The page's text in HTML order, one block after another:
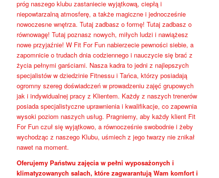
próg naszego klubu zastaniecie wyjątkową, ciepłą i
niepowtarzalną atmosferę, a także magiczne i jednocześnie
nowoczesne wnętrza. Tutaj zadbasz o formę! Tutaj zadbasz o
równowagę! Tutaj poznasz nowych, miłych ludzi i nawiążesz
nowe przyjaźnie! W Fit For Fun nabierzecie pewności siebie, a
zapomnicie o trudach dnia codziennego i nauczycie się brać z
życia pełnymi garściami. Nasza kadra to jedni z najlepszych
specjalistów w dziedzinie Fitnessu i Tańca, którzy posiadają
ogromny szereg doświadczeń w prowadzeniu zajęć grupowych
jak i indywidualnej pracy z Klientem. Każdy z naszych trenerów
posiada specjalistyczne uprawnienia i kwalifikacje, co zapewnia
wysoki poziom naszych usług. Pragniemy, aby każdy klient Fit
For Fun czuł się wyjątkowo, a równocześnie swobodnie i żeby
wychodząc z naszego Klubu, uśmiech z jego twarzy nie znikał
nawet na moment.
Oferujemy Państwu zajęcia w pełni wyposażonych i
klimatyzowanych salach, które zagwarantują Wam komfort i